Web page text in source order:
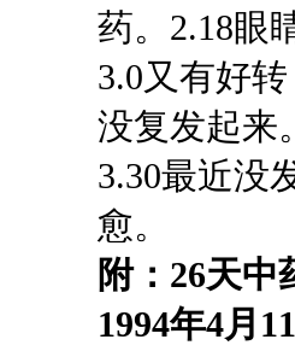
药。2.18眼
3.0又有好
没复发起来
3.30最近没
愈。
附： 26天中
1994年4月